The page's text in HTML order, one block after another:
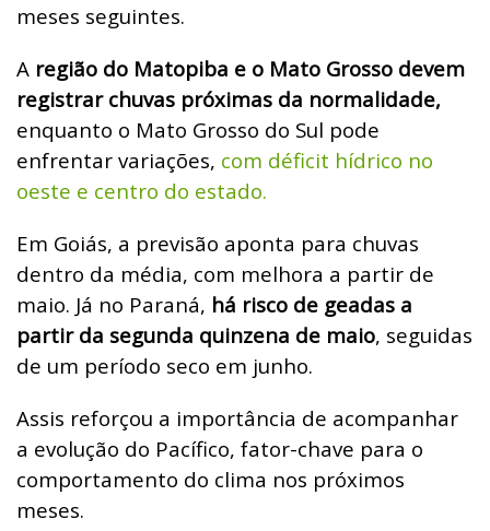
meses seguintes.
A região do Matopiba e o Mato Grosso devem
registrar chuvas próximas da normalidade,
enquanto o Mato Grosso do Sul pode
enfrentar variações, com déficit hídrico no
oeste e centro do estado.
Em Goiás, a previsão aponta para chuvas
dentro da média, com melhora a partir de
maio. Já no Paraná, há risco de geadas a
partir da segunda quinzena de maio, seguidas
de um período seco em junho.
Assis reforçou a importância de acompanhar
a evolução do Pacífico, fator-chave para o
comportamento do clima nos próximos
meses.